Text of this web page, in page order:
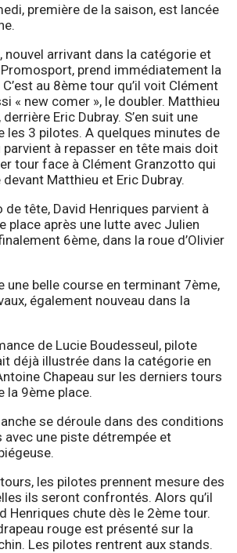
première de la saison, est lancée
nouvel arrivant dans la catégorie et
prend immédiatement la
au 8ème tour qu’il voit Clément
« new comer », le doubler. Matthieu
Eric Dubray. S’en suit une
les 3 pilotes. A quelques minutes de
parvient à repasser en tête mais doit
tour face à Clément Granzotto qui
Matthieu et Eric Dubray.
tête, David Henriques parvient à
place après une lutte avec Julien
6ème, dans la roue d’Olivier
une belle course en terminant 7ème,
également nouveau dans la
de Lucie Boudesseul, pilote
déjà illustrée dans la catégorie en
Chapeau sur les derniers tours
la 9ème place.
se déroule dans des conditions
avec une piste détrempée et
les pilotes prennent mesure des
ils seront confrontés. Alors qu’il
Henriques chute dès le 2ème tour.
rouge est présenté sur la
Les pilotes rentrent aux stands.